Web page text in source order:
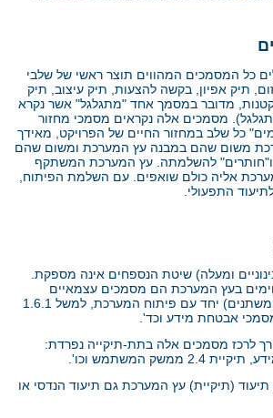
כל המסמכים המהווים תוצר ראשי של שלבי
תיק אפיון, בקשה להצעות, תיק עיצוב, תיק
קטנות, מדובר במסמך אחד "מתגלגל" אשר נקרא
מסמכים אלה נקראים מסמכי מחזור
כל שלב במחזור החיים של הפרויקט, מאידך
משום שהם במבנה עץ המערכת ומשום שהם
להשלמתה. עץ המערכת המשתקף
אליה כולם שואפים. עם השלמת הפיתוח,
התפעולי.
ומעלה) שיטת הנספחים אינה מספקת.
בעץ המערכת הם מסמכים עצמאיים
שהולכים ומתפתחים (ומשתנים) יחד עם פיתוח המערכת, למשל 1.6.1
לרכז מסמכים אלה בתת-תיקייה נפרדת:
תיעוד (תיקיית) עץ המערכת גם תיעוד הנדסי או